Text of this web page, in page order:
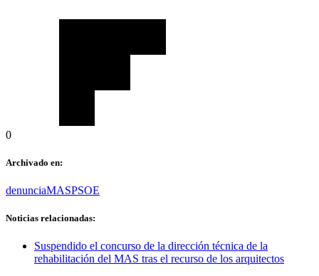
0
Archivado en:
denunciaMASPSOE
Noticias relacionadas:
Suspendido el concurso de la dirección técnica de la
rehabilitación del MAS tras el recurso de los arquitectos